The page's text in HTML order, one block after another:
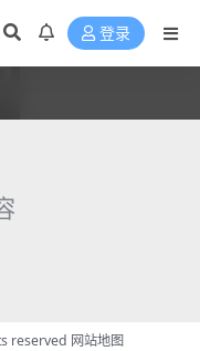
登录
reserved 网站地图